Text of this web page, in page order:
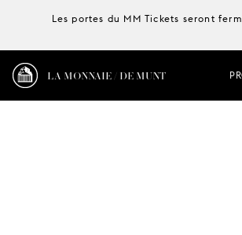
Les portes du MM Tickets seront
LA MONNAIE / DE MUNT